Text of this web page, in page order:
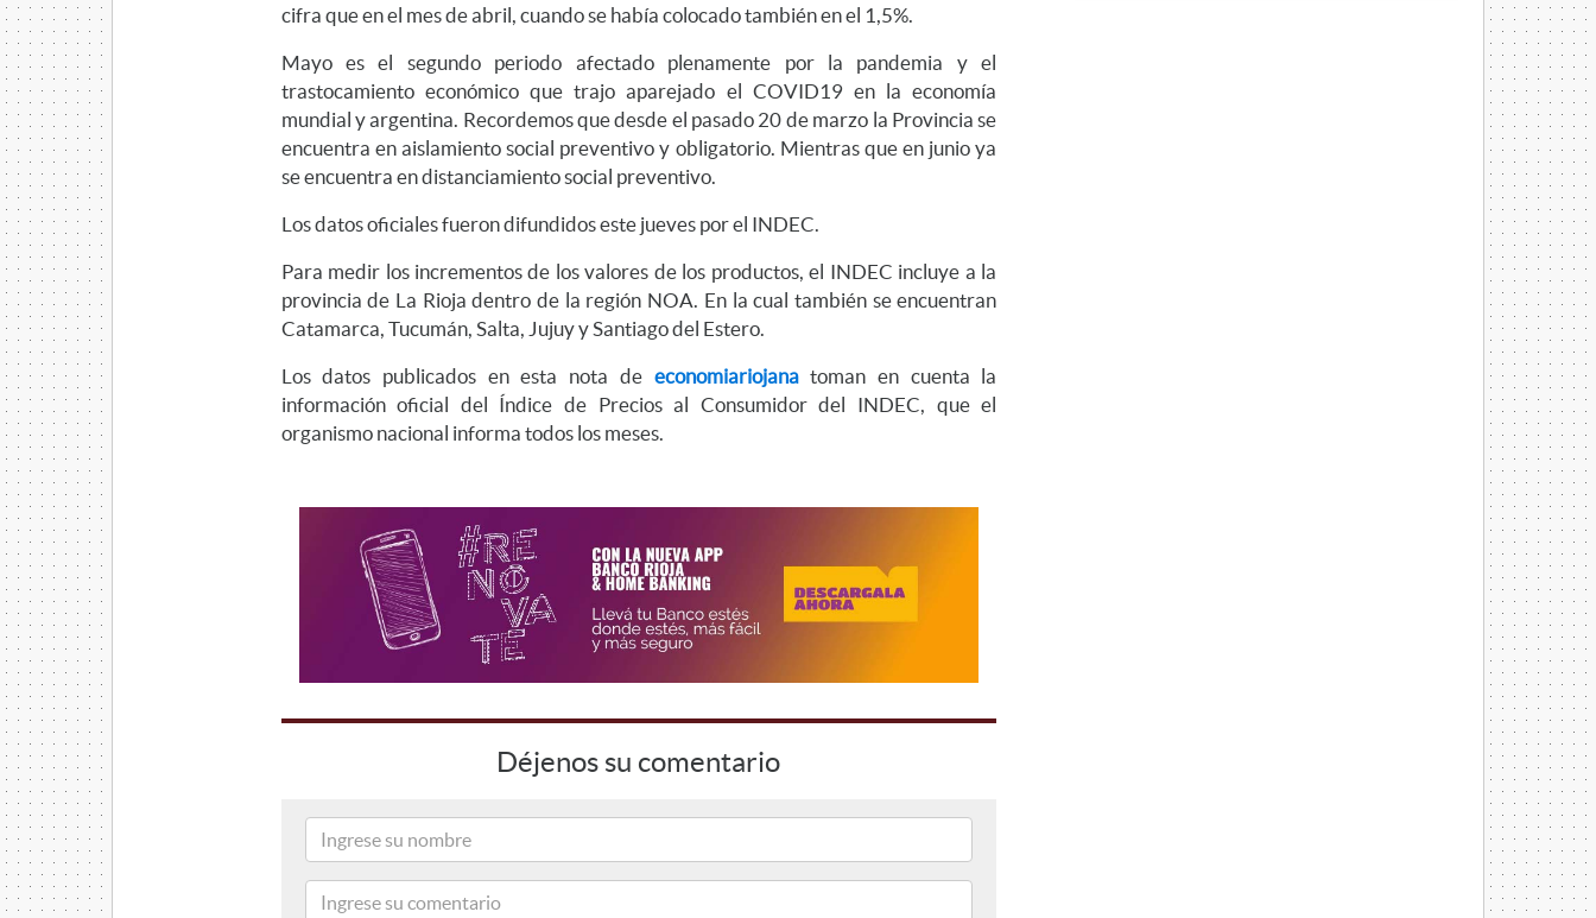
cifra que en el mes de abril, cuando se había colocado también en el 1,5%.
Mayo es el segundo periodo afectado plenamente por la pandemia y el
trastocamiento económico que trajo aparejado el COVID19 en la economía
mundial y argentina. Recordemos que desde el pasado 20 de marzo la Provincia se
encuentra en aislamiento social preventivo y obligatorio. Mientras que en junio ya
se encuentra en distanciamiento social preventivo.
Los datos oficiales fueron difundidos este jueves por el INDEC.
Para medir los incrementos de los valores de los productos, el INDEC incluye a la
provincia de La Rioja dentro de la región NOA. En la cual también se encuentran
Catamarca, Tucumán, Salta, Jujuy y Santiago del Estero.
Los datos publicados en esta nota de economiariojanatoman en cuenta la
información oficial del Índice de Precios al Consumidor del INDEC, que el
organismo nacional informa todos los meses.
Déjenos su comentario